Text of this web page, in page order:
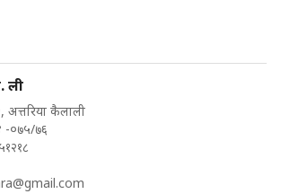
ली
अत्तरिया कैलाली
-०७५/७६